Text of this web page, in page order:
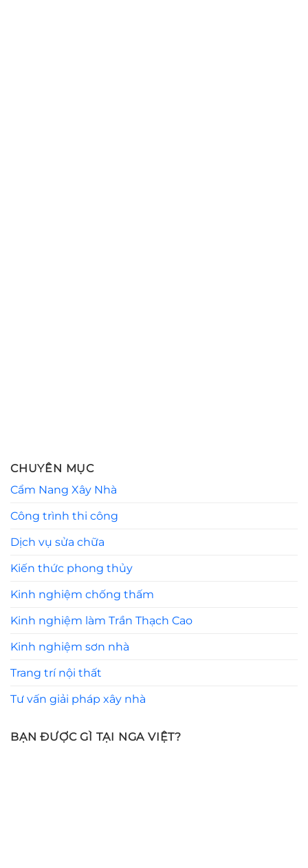
CHUYÊN MỤC
Cẩm Nang Xây Nhà
Công trình thi công
Dịch vụ sửa chữa
Kiến thức phong thủy
Kinh nghiệm chống thấm
Kinh nghiệm làm Trần Thạch Cao
Kinh nghiệm sơn nhà
Trang trí nội thất
Tư vấn giải pháp xây nhà
BẠN ĐƯỢC GÌ TẠI NGA VIỆT?